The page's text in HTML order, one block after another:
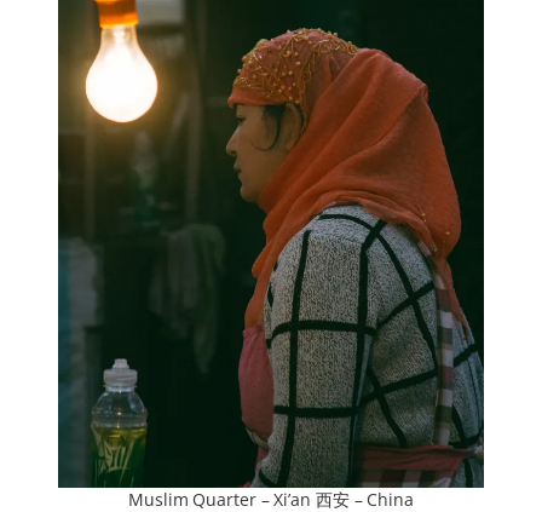
Muslim Quarter – Xi’an 西安 – China